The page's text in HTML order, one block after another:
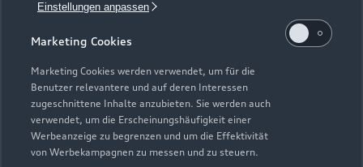
Einstellungen anpassen
Marketing Cookies
Marketing Cookies werden verwendet, um für die
Benutzer relevantere und auf deren Interessen
zugeschnittene Inhalte anzubieten. Sie werden auch
verwendet, um die Erscheinungshäufigkeit einer
Werbeanzeige zu begrenzen und um die Effektivität
von Werbekampagnen zu messen und zu steuern.
Universal-Reinigungstuch
Für einen glänzenden Eindruck.
Zur Audi Shopping World